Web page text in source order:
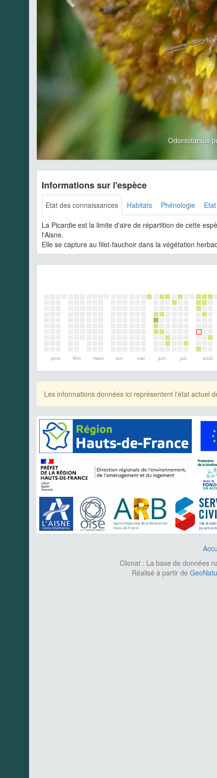
Odontotarsus
Informations sur l'espèce
Etat des connaissances Habitats Phénologie
La Picardie est la limite d'aire de répartition de cette
l'Aisne.
Elle se capture au filet-fauchoir dans la végétation
janv. févr. mars avr. mai juin juil. août
Les informations données ici représentent l'état actuel
Clicnat : La base de données
Réalisé à partir de